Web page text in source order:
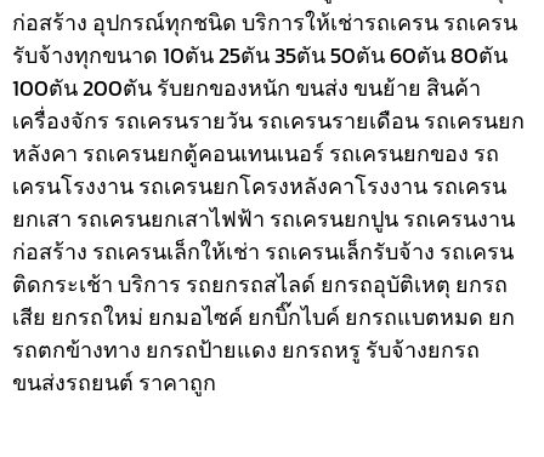
ก่อสร้าง อุปกรณ์ทุกชนิดบริการให้เช่ารถเครน รถเครน
รับจ้างทุกขนาด 10ตัน 25ตัน 35ตัน 50ตัน 60ตัน 80ตัน
100ตัน 200ตัน รับยกของหนัก ขนส่ง ขนย้าย สินค้า
เครื่องจักร รถเครนรายวัน รถเครนรายเดือน รถเครนยก
หลังคา รถเครนยกตู้คอนเทนเนอร์ รถเครนยกของ รถ
เครนโรงงาน รถเครนยกโครงหลังคาโรงงาน รถเครน
ยกเสา รถเครนยกเสาไฟฟ้า รถเครนยกปูน รถเครนงาน
ก่อสร้าง รถเครนเล็กให้เช่า รถเครนเล็กรับจ้าง รถเครน
ติดกระเช้าบริการ รถยกรถสไลด์ ยกรถอุบัติเหตุ ยกรถ
เสีย ยกรถใหม่ ยกมอไซค์ ยกบิ๊กไบค์ ยกรถแบตหมด ยก
รถตกข้างทาง ยกรถป้ายแดง ยกรถหรู รับจ้างยกรถ
ขนส่งรถยนต์ ราคาถูก